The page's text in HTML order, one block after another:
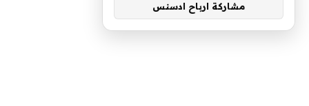
مشاركة ارباح ادسنس